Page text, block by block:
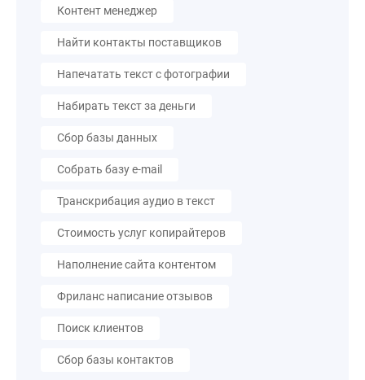
Контент менеджер
Найти контакты поставщиков
Напечатать текст с фотографии
Набирать текст за деньги
Сбор базы данных
Собрать базу e-mail
Транскрибация аудио в текст
Стоимость услуг копирайтеров
Наполнение сайта контентом
Фриланс написание отзывов
Поиск клиентов
Сбор базы контактов